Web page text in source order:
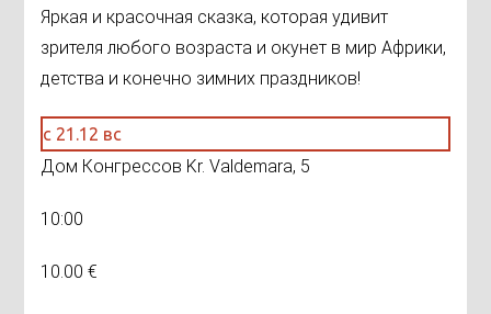
Яркая и красочная сказка, которая удивит
зрителя любого возраста и окунет в мир Африки,
детства и конечно зимних праздников!
с 21.12 вс
Дом Конгрессов Kr. Valdemara, 5
10:00
10.00 €